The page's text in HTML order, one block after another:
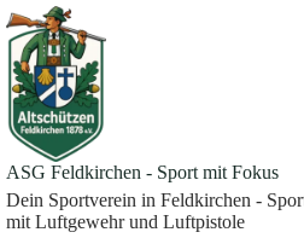
Zum
Inhalt
springen
ASG Feldkirchen - Sport mit Fokus
Dein Sportverein in Feldkirchen -
mit Luftgewehr und Luftpistole